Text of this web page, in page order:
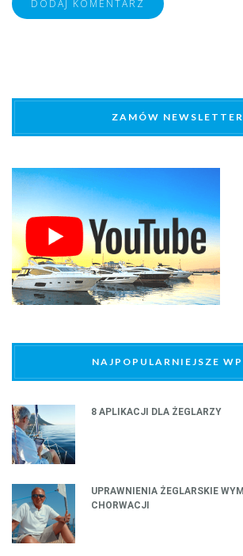
ZAMÓW NEWSLETTER
NAJPOPULARNIEJSZE
8 APLIKACJI DLA ŻEGLARZY
UPRAWNIENIA ŻEGLARSKIE
CHORWACJI